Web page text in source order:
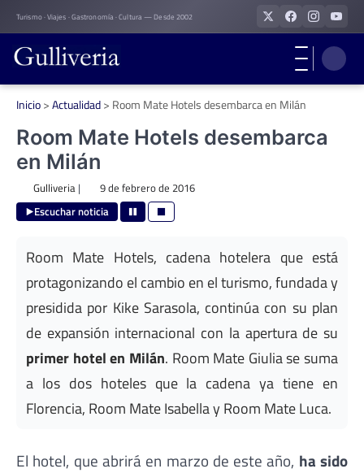
Skip
to
content
Turismo · Viajes · Gastronomía · Cultura — Desde 2002
Inicio>Actualidad> Room Mate Hotels desembarca en Milán
Room Mate Hotels desembarca
en Milán
Gulliveria| 9 de febrero de 2016
Escuchar noticia
Room Mate Hotels, cadena hotelera que está
protagonizando el cambio en el turismo, fundada y
presidida por Kike Sarasola, continúa con su plan
de expansión internacional con la apertura de su
primer hotel en Milán. Room Mate Giulia se suma
a los dos hoteles que la cadena ya tiene en
Florencia, Room Mate Isabella y Room Mate Luca.
El hotel, que abrirá en marzo de este año, ha sido